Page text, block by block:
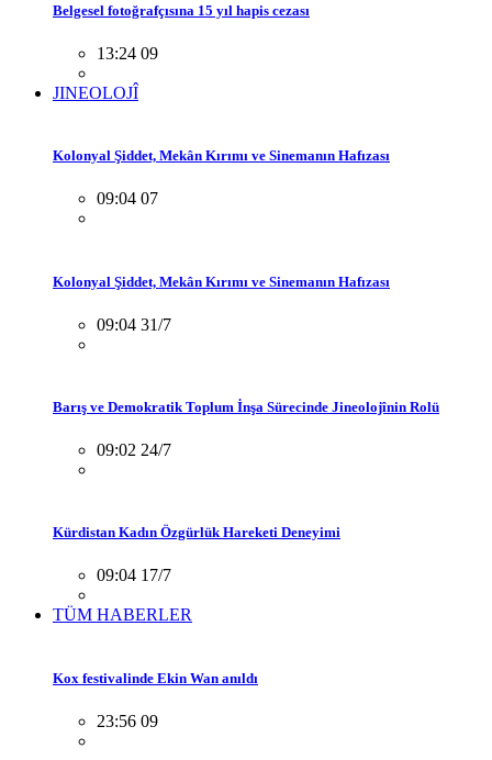
Belgesel fotoğrafçısına 15 yıl hapis cezası
13:24 09
JINEOLOJÎ
Kolonyal Şiddet, Mekân Kırımı ve Sinemanın Hafızası
09:04 07
Kolonyal Şiddet, Mekân Kırımı ve Sinemanın Hafızası
09:04 31/7
Barış ve Demokratik Toplum İnşa Sürecinde Jineolojînin Rolü
09:02 24/7
Kürdistan Kadın Özgürlük Hareketi Deneyimi
09:04 17/7
TÜM HABERLER
Kox festivalinde Ekin Wan anıldı
23:56 09